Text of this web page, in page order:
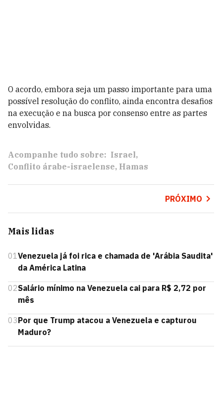
O acordo, embora seja um passo importante para uma
possível resolução do conflito, ainda encontra desafios
na execução e na busca por consenso entre as partes
envolvidas.
Acompanhe tudo sobre: Israel
Conflito árabe-israelense Hamas
PRÓXIMO
Mais lidas
01Venezuela já foi rica e chamada de 'Arábia Saudita'
da América Latina
02Salário mínimo na Venezuela cai para R$ 2,72 por
mês
03Por que Trump atacou a Venezuela e capturou
Maduro?